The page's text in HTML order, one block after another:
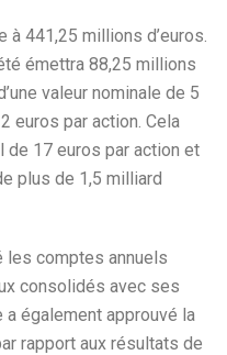
à 441,25 millions d’euros.
émettra 88,25 millions
valeur nominale de 5
euros par action. Cela
de 17 euros par action et
plus de 1,5 milliard
les comptes annuels
consolidés avec ses
a également approuvé la
rapport aux résultats de